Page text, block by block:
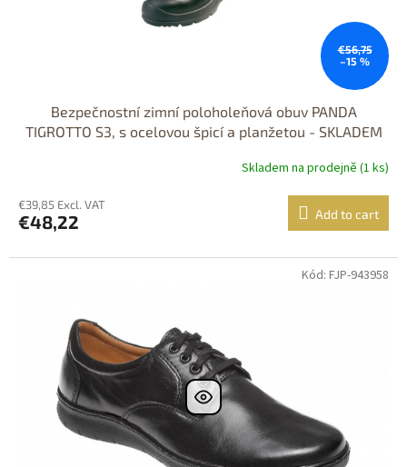
€56,75
–15 %
Bezpečnostní zimní poloholeňová obuv PANDA
TIGROTTO S3, s ocelovou špicí a planžetou - SKLADEM
Skladem na prodejně (1 ks)
€39,85 Excl. VAT
€48,22 Add to cart
Kód: FJP-943958